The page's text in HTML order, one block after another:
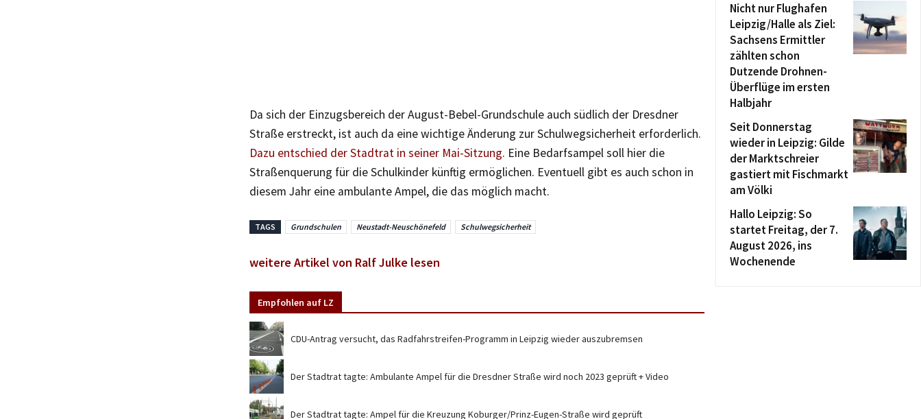
Da sich der Einzugsbereich der August-Bebel-Grundschule auch südlich der Dresdner
Straße erstreckt, ist auch da eine wichtige Änderung zur Schulwegsicherheit erforderlich.
Dazu entschied der Stadtrat in seiner Mai-Sitzung. Eine Bedarfsampel soll hier die
Straßenquerung für die Schulkinder künftig ermöglichen. Eventuell gibt es auch schon in
diesem Jahr eine ambulante Ampel, die das möglich macht.
TAGS Grundschulen Neustadt-Neuschönefeld Schulwegsicherheit
weitere Artikel von Ralf Julke lesen
Empfohlen auf LZ
CDU-Antrag versucht, das Radfahrstreifen-Programm in Leipzig wieder auszubremsen
Der Stadtrat tagte: Ambulante Ampel für die Dresdner Straße wird noch 2023 geprüft + Video
Der Stadtrat tagte: Ampel für die Kreuzung Koburger/Prinz-Eugen-Straße wird geprüft
Nicht nur Flughafen
Leipzig/Halle als Ziel:
Sachsens Ermittler
zählten schon
Dutzende Drohnen-
Überflüge im ersten
Halbjahr
Seit Donnerstag
wieder in Leipzig: Gilde
der Marktschreier
gastiert mit Fischmarkt
am Völki
Hallo Leipzig: So
startet Freitag, der 7.
August 2026, ins
Wochenende